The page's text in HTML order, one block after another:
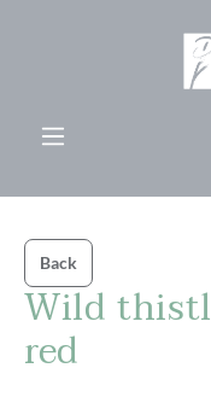
Back
Wild
red